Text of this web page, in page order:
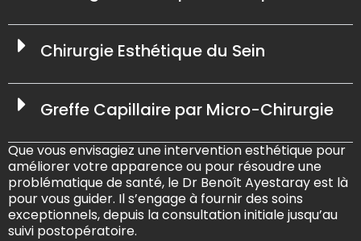
Chirurgie Esthétique du Sein
Greffe Capillaire par Micro-Chirurgie
Que vous envisagiez une intervention esthétique pour
améliorer votre apparence ou pour résoudre une
problématique de santé, le Dr Benoît Ayestaray est là
pour vous guider. Il s’engage à fournir des soins
exceptionnels, depuis la consultation initiale jusqu’au
suivi postopératoire.